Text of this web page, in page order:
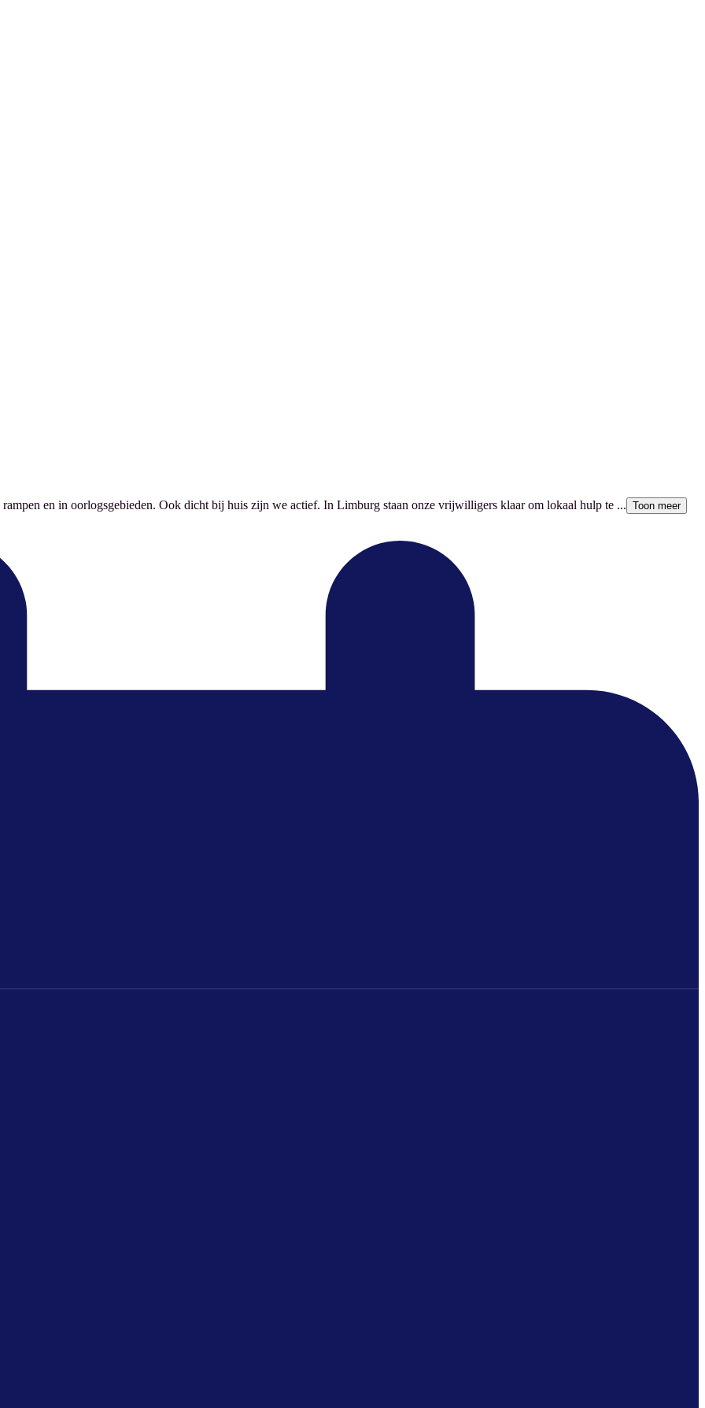
en in oorlogsgebieden. Ook dicht bij huis zijn we actief. In Limburg staan onze vrijwilligers klaar om lokaal hulp te ... Toon meer